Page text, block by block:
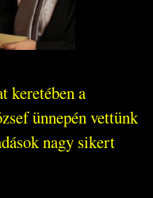
keretében a
ünnepén vettünk
nagy sikert